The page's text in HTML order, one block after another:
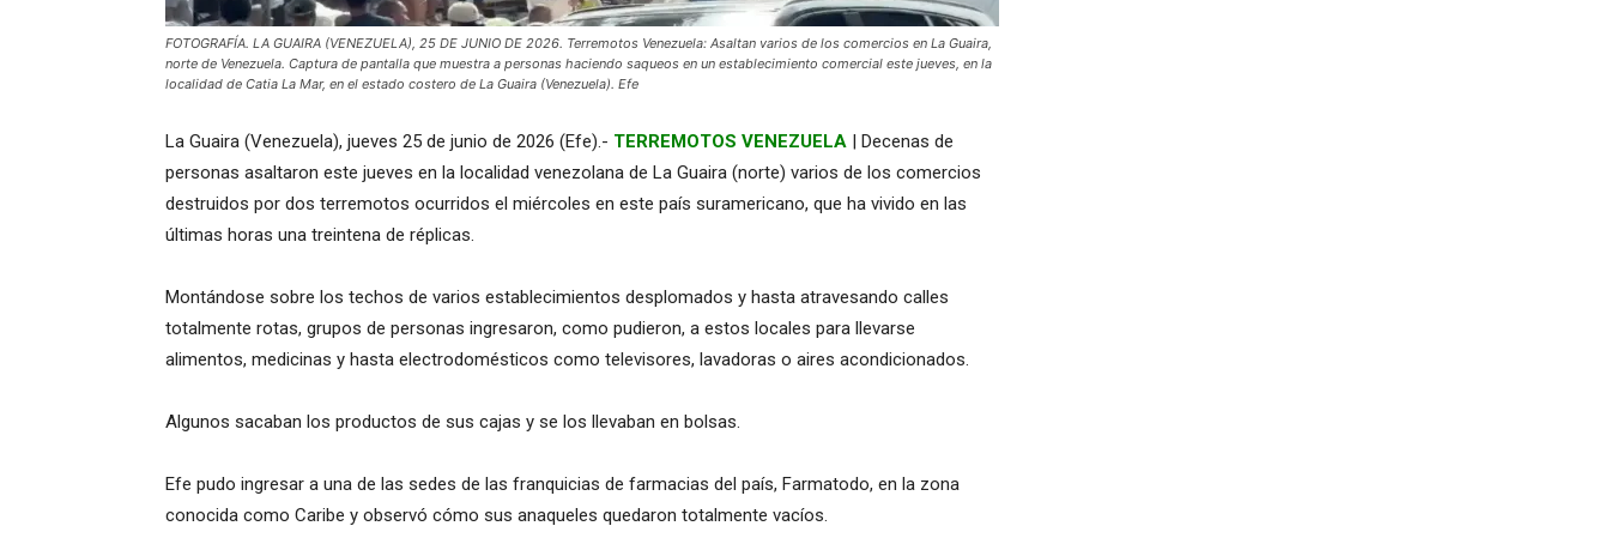
FOTOGRAFÍA. LA GUAIRA (VENEZUELA), 25 DE JUNIO DE 2026. Terremotos Venezuela: Asaltan varios de los comercios en La Guaira,
norte de Venezuela. Captura de pantalla que muestra a personas haciendo saqueos en un establecimiento comercial este jueves, en la
localidad de Catia La Mar, en el estado costero de La Guaira (Venezuela). Efe
La Guaira (Venezuela), jueves 25 de junio de 2026 (Efe).- TERREMOTOS VENEZUELA | Decenas de
personas asaltaron este jueves en la localidad venezolana de La Guaira (norte) varios de los comercios
destruidos por dos terremotos ocurridos el miércoles en este país suramericano, que ha vivido en las
últimas horas una treintena de réplicas.
Montándose sobre los techos de varios establecimientos desplomados y hasta atravesando calles
totalmente rotas, grupos de personas ingresaron, como pudieron, a estos locales para llevarse
alimentos, medicinas y hasta electrodomésticos como televisores, lavadoras o aires acondicionados.
Algunos sacaban los productos de sus cajas y se los llevaban en bolsas.
Efe pudo ingresar a una de las sedes de las franquicias de farmacias del país, Farmatodo, en la zona
conocida como Caribe y observó cómo sus anaqueles quedaron totalmente vacíos.